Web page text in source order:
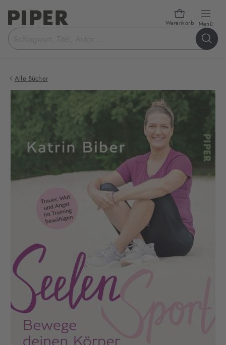
Warenkorb Menü
Suchbegriff
eingeben
Alle Bücher
Produktbilder
zum
Buch